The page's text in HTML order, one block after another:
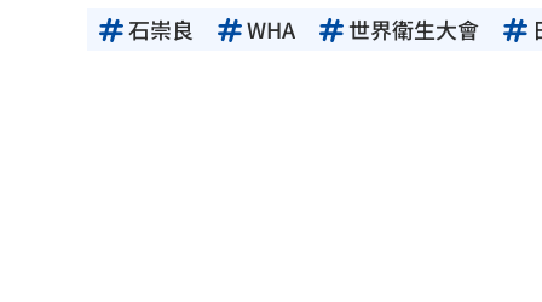
石崇良 WHA 世界衛生大會